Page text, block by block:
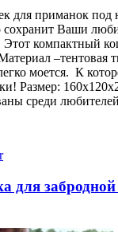
для приманок под
сохранит Ваши
компактный
–тентовая
моется. К
Размер:
среди
для